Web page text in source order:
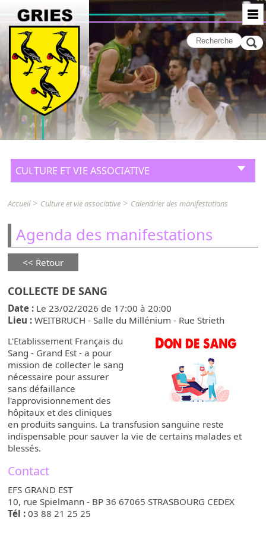
CULTURE ET VIE ASSOCIATIVE
Accueil> Culture et vie associative > Calendrier des manifestations
Agenda des manifestations
Retour
COLLECTE DE SANG
Date : Le 23/02/2026 de 17:00 à 20:00
Lieu :WEITBRUCH - Salle du Millénium - Rue Strieth
L'Etablissement Français du
Sang - Grand Est - a pour
mission de collecter le sang
nécessaire pour assurer
sans défaillance
l'approvisionnement des
hôpitaux et des cliniques
en produits sanguins. La transfusion sanguine reste
indispensable pour sauver la vie de certains malades et
blessés.
Contact
EFS GRAND EST
10, rue Spielmann - BP 36 67065 STRASBOURG CEDEX
Tél :03 88 21 25 25